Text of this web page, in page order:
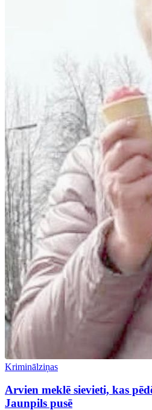
Kriminālziņas
Arvien meklē sievieti, kas
Jaunpils pusē